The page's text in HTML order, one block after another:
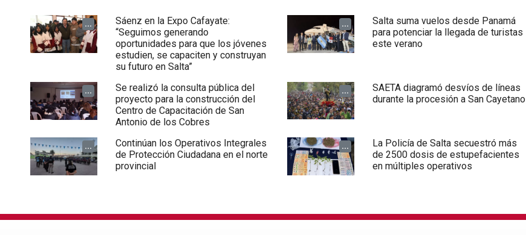
...
Sáenz en la Expo Cafayate:
“Seguimos generando
oportunidades para que los jóvenes
estudien, se capaciten y construyan
su futuro en Salta”
...
Salta suma vuelos desde Panamá
para potenciar la llegada de turistas
este verano
...
Se realizó la consulta pública del
proyecto para la construcción del
Centro de Capacitación de San
Antonio de los Cobres
...
SAETA diagramó desvíos de líneas
durante la procesión a San Cayetano
...
Continúan los Operativos Integrales
de Protección Ciudadana en el norte
provincial
...
La Policía de Salta secuestró más
de 2500 dosis de estupefacientes
en múltiples operativos